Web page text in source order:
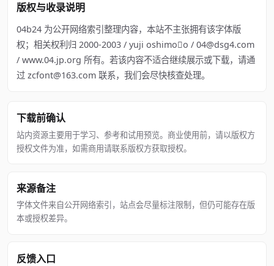
版权与收录说明
04b24 为公开网络索引整理内容，本站不主张拥有该字体版
权；相关权利归 2000‐2003 / yuji oshimo￿o / 04@dsg4.com
/ www.04.jp.org 所有。若该内容不适合继续展示或下载，请通
过 zcfont@163.com 联系，我们会尽快核查处理。
下载前确认
站内资源主要用于学习、参考和试用预览。商业使用前，请以版权方
授权文件为准，如需商用请联系版权方获取授权。
来源备注
字体文件来自公开网络索引，站点会尽量标注限制，但仍可能存在版
本或授权差异。
反馈入口